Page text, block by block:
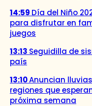
14:59 Día del Niño
para disfrutar en
juegos
13:13 Seguidilla de
país
13:10Anuncian
regiones que
próxima semana